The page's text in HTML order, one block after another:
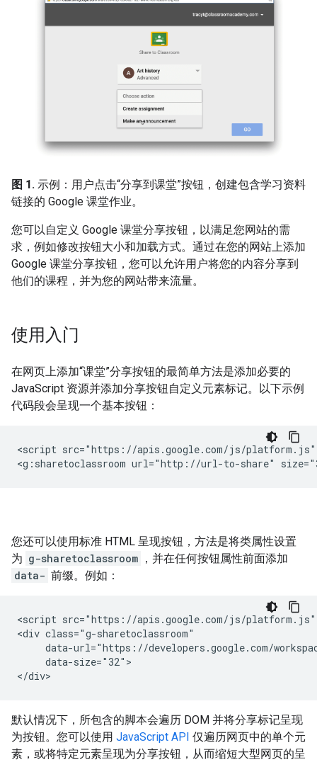
图 1. 示例：用户点击“分享到课堂”按钮，创建包含学习资料
链接的 Google 课堂作业。
您可以自定义 Google 课堂分享按钮，以满足您网站的需
求，例如修改按钮大小和加载方式。通过在您的网站上添加
Google 课堂分享按钮，您可以允许用户将您的内容分享到
他们的课程，并为您的网站带来流量。
使用入门
在网页上添加“课堂”分享按钮的最简单方法是添加必要的
JavaScript 资源并添加分享按钮自定义元素标记。以下示例
代码段会呈现一个基本按钮：
<script src="https://apis.google.com/js/platform.js"
您还可以使用标准 HTML 呈现按钮，方法是将类属性设置
为 g-sharetoclassroom ，并在任何按钮属性前面添加
data- 前缀。例如：
<script src="https://apis.google.com/js/platform.js"
<div class="g-sharetoclassroom"
data-url="https://developers.google.com/
     data-size="32">
默认情况下，所包含的脚本会遍历 DOM 并将分享标记呈现
为按钮。您可以使用 JavaScript API 仅遍历网页中的单个元
素，或将特定元素呈现为分享按钮，从而缩短大型网页的呈